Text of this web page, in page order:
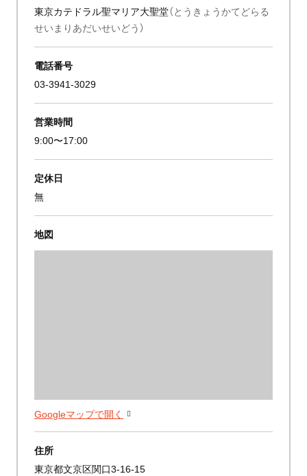
東京カテドラル聖マリア大聖堂（とうきょうかてどらる
せいまりあだいせいどう）
電話番号
03-3941-3029
営業時間
9:00〜17:00
定休日
無
地図
Googleマップで開く
住所
東京都文京区関口3-16-15